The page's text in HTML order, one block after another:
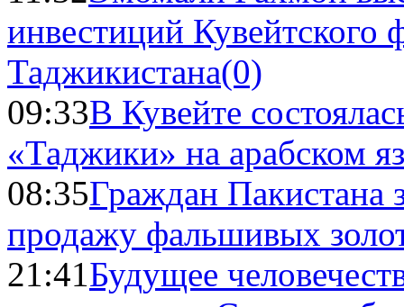
инвестиций Кувейтского
Таджикистана(0)
09:33В Кувейте
«Таджики» на арабском
08:35Граждан Пакистана
продажу фальшивых
21:41Будущее